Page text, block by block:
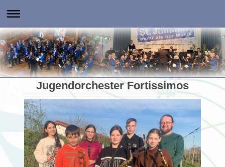
Jugendorchester Fortissimos